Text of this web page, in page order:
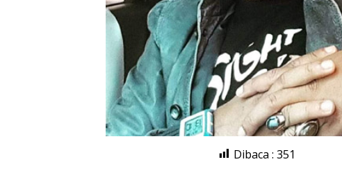
Dibaca : 351